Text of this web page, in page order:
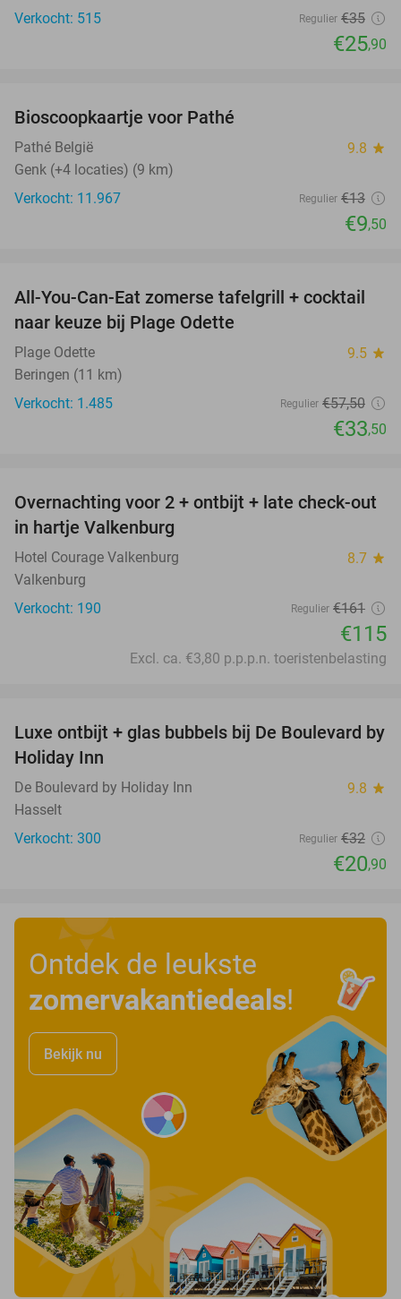
Verkocht: 515
Regulier €35
€25,90
Bioscoopkaartje voor Pathé
Pathé België 9.8 star
Genk (+4 locaties) (9 km)
Verkocht: 11.967
Regulier €13
€9,50
42%
All-You-Can-Eat zomerse tafelgrill + cocktail
naar keuze bij Plage Odette
Plage Odette 9.5 star
Beringen (11 km)
Verkocht: 1.485
Regulier €57,50
€33,50
29%
Overnachting voor 2 + ontbijt + late check-out
in hartje Valkenburg
Hotel Courage Valkenburg 8.7 star
Valkenburg
Verkocht: 190
Regulier €161
€115
Excl. ca. €3,80 p.p.p.n. toeristenbelasting
35%
Luxe ontbijt + glas bubbels bij De Boulevard by
Holiday Inn
De Boulevard by Holiday Inn 9.8 star
Hasselt
Verkocht: 300
Regulier €32
€20,90
Ontdek de leukste
zomervakantiedeals!
Bekijk nu